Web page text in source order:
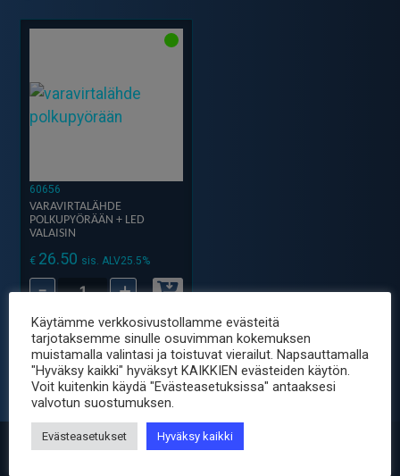
60656
VARAVIRTALÄHDE
POLKUPYÖRÄÄN + LED
VALAISIN
€ 26.50 sis. ALV25.5%
-
Varavirtalähde
+
LED
Valaisin
määrä
+
Käytämme verkkosivustollamme evästeitä
tarjotaksemme sinulle osuvimman kokemuksen
muistamalla valintasi ja toistuvat vierailut. Napsauttamalla
"Hyväksy kaikki" hyväksyt KAIKKIEN evästeiden käytön.
Voit kuitenkin käydä "Evästeasetuksissa" antaaksesi
valvotun suostumuksen.
Evästeasetukset Hyväksy kaikki